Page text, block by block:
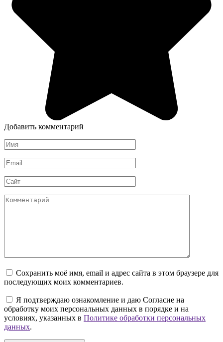
Добавить комментарий
Имя
*
Email
*
Сайт
Комментарий
Сохранить моё имя, email и адрес сайта в этом браузере для
последующих моих комментариев.
Я подтверждаю ознакомление и даю Согласие на
обработку моих персональных данных в порядке и на
условиях, указанных в Политике обработки персональных
данных.